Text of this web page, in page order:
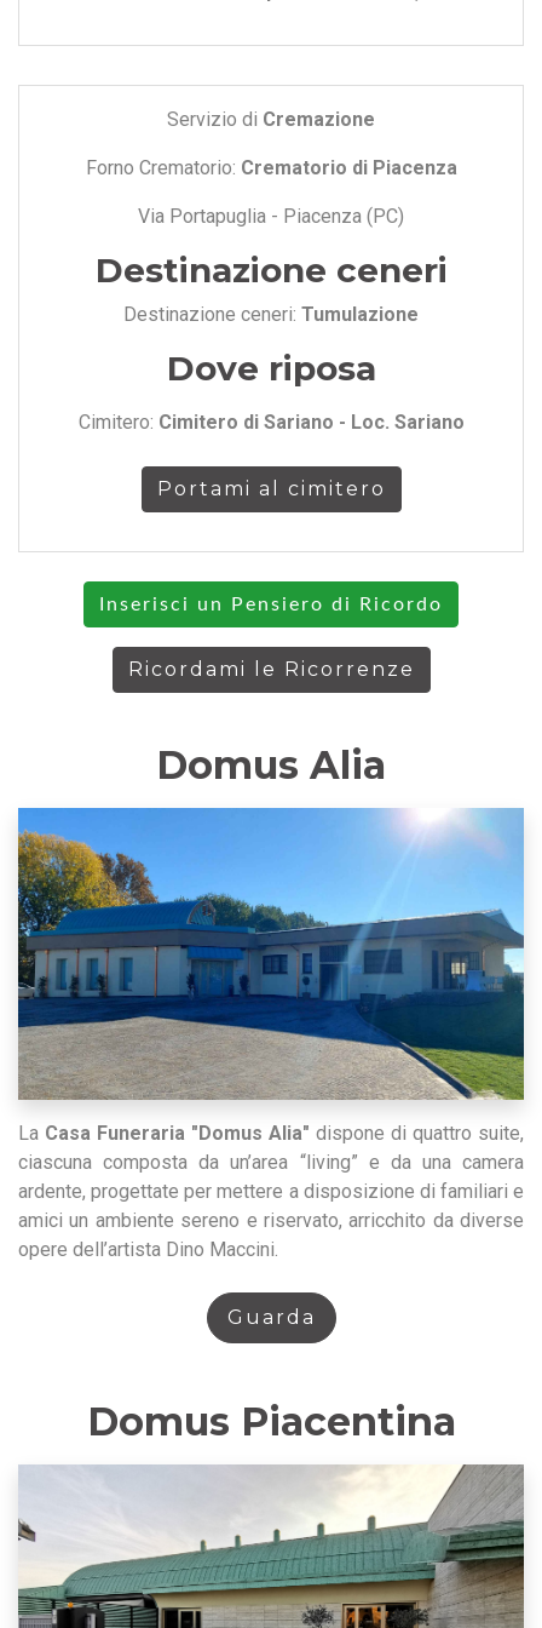
Servizio di Cremazione
Forno Crematorio: Crematorio di Piacenza
Via Portapuglia - Piacenza (PC)
Destinazione ceneri
Destinazione ceneri: Tumulazione
Dove riposa
Cimitero: Cimitero di Sariano - Loc. Sariano
Portami al cimitero
Inserisci un Pensiero di Ricordo
Ricordami le Ricorrenze
Domus Alia
La Casa Funeraria "Domus Alia" dispone di quattro suite,
ciascuna composta da un’area “living” e da una camera
ardente, progettate per mettere a disposizione di familiari e
amici un ambiente sereno e riservato, arricchito da diverse
opere dell’artista Dino Maccini.
Guarda
Domus Piacentina